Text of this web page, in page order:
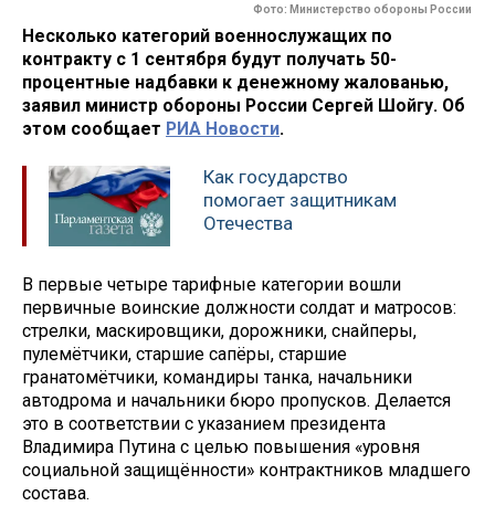
Фото: Министерство обороны России
Несколько категорий военнослужащих по
контракту с 1 сентября будут получать 50-
процентные надбавки к денежному жалованью,
заявил министр обороны России Сергей Шойгу. Об
этом сообщает РИА Новости.
Как государство
помогает защитникам
Отечества
В первые четыре тарифные категории вошли
первичные воинские должности солдат и матросов:
стрелки, маскировщики, дорожники, снайперы,
пулемётчики, старшие сапёры, старшие
гранатомётчики, командиры танка, начальники
автодрома и начальники бюро пропусков. Делается
это в соответствии с указанием президента
Владимира Путина с целью повышения «уровня
социальной защищённости» контрактников младшего
состава.